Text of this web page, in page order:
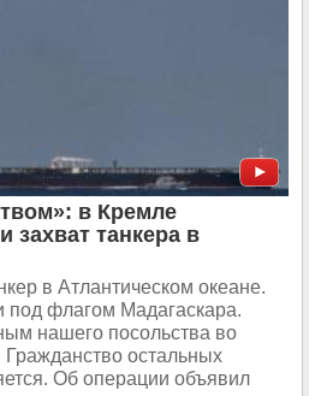
в Кремле
захват танкера в
в Атлантическом океане.
под флагом Мадагаскара.
нашего посольства во
остальных
Об операции объявил